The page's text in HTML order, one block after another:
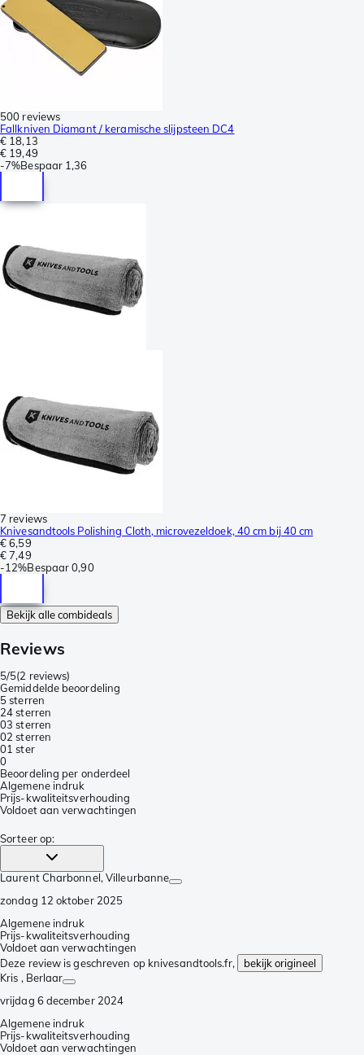
500 reviews
Fallkniven Diamant / keramische slijpsteen DC4
€ 18,13
€ 19,49
-7%Bespaar 1,36
7 reviews
Knivesandtools Polishing Cloth, microvezeldoek, 40 cm bij 40 cm
€ 6,59
€ 7,49
-12%Bespaar 0,90
Bekijk alle combideals
Reviews
5/5(2 reviews)
Gemiddelde beoordeling
5 sterren
24 sterren
03 sterren
02 sterren
01 ster
0
Beoordeling per onderdeel
Algemene indruk
Prijs-kwaliteitsverhouding
Voldoet aan verwachtingen
Sorteer op:
Laurent Charbonnel, Villeurbanne
zondag 12 oktober 2025
Algemene indruk
Prijs-kwaliteitsverhouding
Voldoet aan verwachtingen
Deze review is geschreven op knivesandtools.fr,
bekijk origineel
Kris , Berlaar
vrijdag 6 december 2024
Algemene indruk
Prijs-kwaliteitsverhouding
Voldoet aan verwachtingen